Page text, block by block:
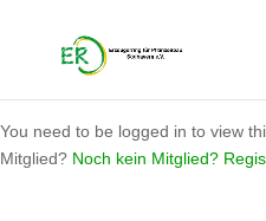
You need to be logged in to view
Mitglied? Noch kein Mitglied?